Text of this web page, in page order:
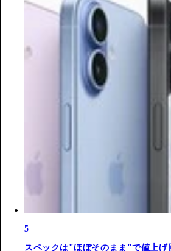
5
スペックは"ほぼそのまま"で値上